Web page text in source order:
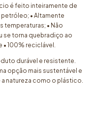
é feito inteiramente de
• Altamente
temperaturas; • Não
se torna quebradiço ao
100% reciclável.
durável e resistente.
opção mais sustentável e
natureza como o plástico.